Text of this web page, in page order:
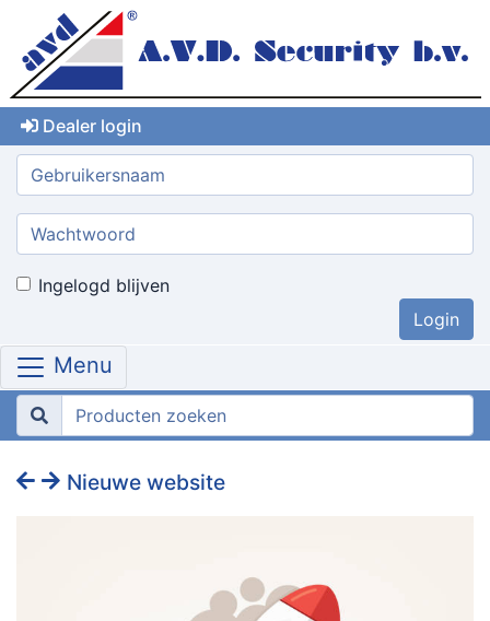
Dealer login
Gebruikersnaam:
Wachtwoord:
Ingelogd blijven
Menu
Nieuwe website